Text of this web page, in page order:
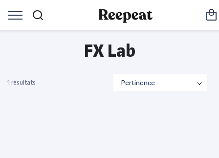
FX Lab
1 résultats